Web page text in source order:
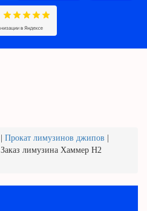
Прокат лимузинов джипов
Заказ лимузина Хаммер H2